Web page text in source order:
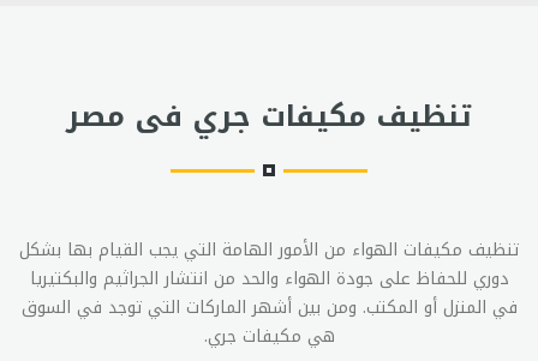
تنظيف مكيفات جري فى مصر
تنظيف مكيفات الهواء من الأمور الهامة التي يجب القيام بها بشكل
دوري للحفاظ على جودة الهواء والحد من انتشار الجراثيم والبكتيريا
في المنزل أو المكتب. ومن بين أشهر الماركات التي توجد في السوق
هي مكيفات جري.